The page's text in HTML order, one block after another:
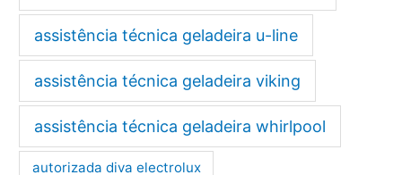
assistência técnica geladeira u-line
assistência técnica geladeira viking
assistência técnica geladeira whirlpool
autorizada diva electrolux